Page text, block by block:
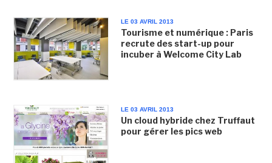
LE 03 AVRIL 2013
Tourisme et numérique : Paris
recrute des start-up pour
incuber à Welcome City Lab
LE 03 AVRIL 2013
Un cloud hybride chez Truffaut
pour gérer les pics web